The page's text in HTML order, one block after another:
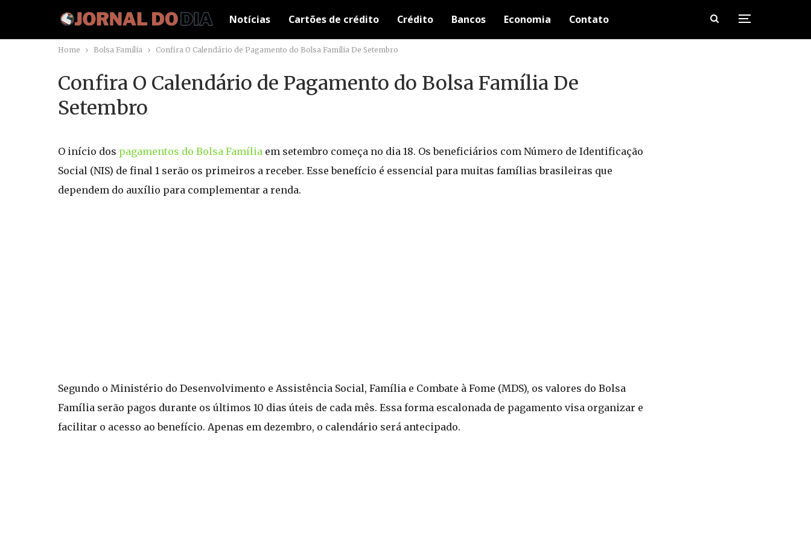
Notícias Cartões de crédito Crédito Bancos Economia Contato
Home Bolsa Família Confira O Calendário de Pagamento do Bolsa Família De Setembro
Confira O Calendário de Pagamento do Bolsa Família De
Setembro
O início dos pagamentos do Bolsa Família em setembro começa no dia 18. Os beneficiários com Número de Identificação
Social (NIS) de final 1 serão os primeiros a receber. Esse benefício é essencial para muitas famílias brasileiras que
dependem do auxílio para complementar a renda.
Segundo o Ministério do Desenvolvimento e Assistência Social, Família e Combate à Fome (MDS), os valores do Bolsa
Família serão pagos durante os últimos 10 dias úteis de cada mês. Essa forma escalonada de pagamento visa organizar e
facilitar o acesso ao benefício. Apenas em dezembro, o calendário será antecipado.